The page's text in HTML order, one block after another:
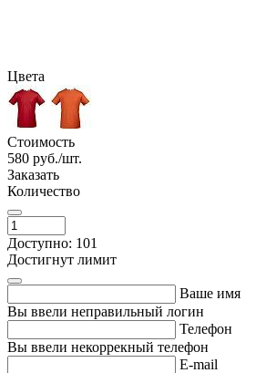
Цвета
Стоимость
580 руб./шт.
Заказать
Количество
Доступно: 101
Достигнут лимит
Ваше имя
Вы ввели неправильный логин
Телефон
Вы ввели некоррекный телефон
E-mail